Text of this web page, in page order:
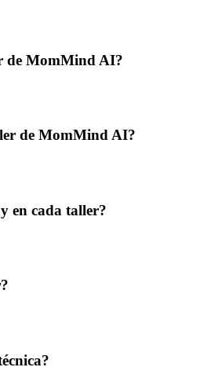
de MomMind AI?
de MomMind AI?
en cada taller?